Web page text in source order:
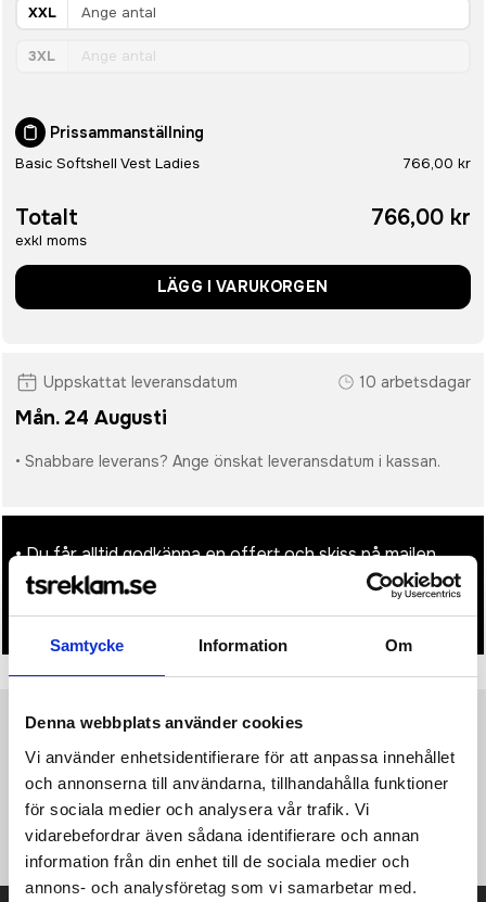
Samtycke Information Om
Denna webbplats använder cookies
Vi använder enhetsidentifierare för att anpassa innehållet
och annonserna till användarna, tillhandahålla funktioner
för sociala medier och analysera vår trafik. Vi
vidarebefordrar även sådana identifierare och annan
information från din enhet till de sociala medier och
annons- och analysföretag som vi samarbetar med.
XXL
3XL
Prissammanställning
Basic Softshell Vest Ladies 766,00 kr
Totalt
exkl moms
766,00 kr
LÄGG I VARUKORGEN
Uppskattat leveransdatum 10 arbetsdagar
Mån. 24 Augusti
• Snabbare leverans? Ange önskat leveransdatum i kassan.
• Du får alltid godkänna en offert och skiss på mailen
innan beställningen blir bindande.
• Tryckfil/er logo laddas upp i kassan.
(
Softshellväst med tre ytterfickor och två innerfickor. Ton-i-ton
dragkedjor, elastiskt band i nederkant och i ärmhål.